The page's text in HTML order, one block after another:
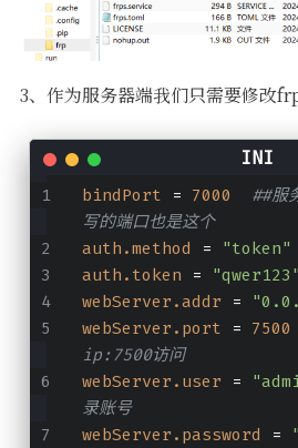
3、作为服务器端我们只需要修改
bindPort = 7000
##服
写的端口也是这个
auth.method = "token"
auth.token = "qwer123"
webServer.addr =
webServer.port = 7500
ip:7500访问
webServer.user =
录账号
webServer.password =